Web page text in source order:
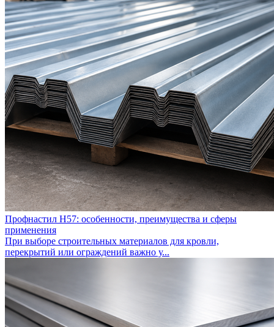
Профнастил Н57: особенности, преимущества и сферы
применения
При выборе строительных материалов для кровли,
перекрытий или ограждений важно у...